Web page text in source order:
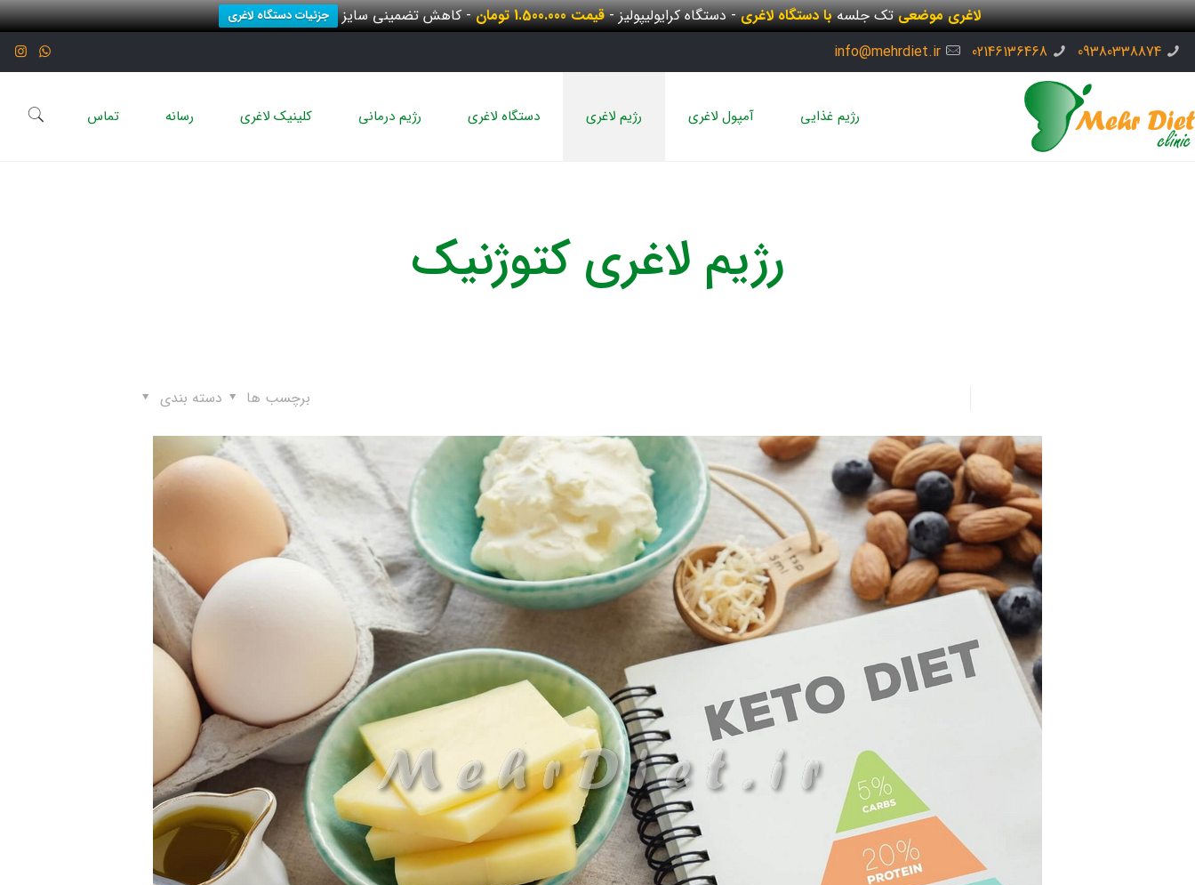
لاغری موضعیتک جلسهبا دستگاه لاغری- دستگاه کرایولیپولیز -قیمت 1.500.000 تومان - کاهش تضمینی سایز جزئیات دستگاه لاغری
09380338874
02146136468
info@mehrdiet.ir
رژیم غذایی آمپول لاغری رژیم لاغری دستگاه لاغری رژیم درمانی کلینیک لاغری رسانه تماس
رژیم لاغری کتوژنیک
دسته بندی برچسب ها